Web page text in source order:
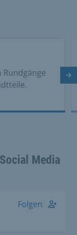
Media
Folgen